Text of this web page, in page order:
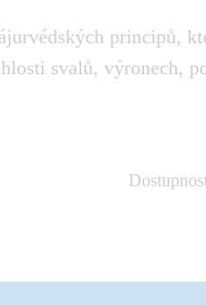
principů,
svalů, výronech,